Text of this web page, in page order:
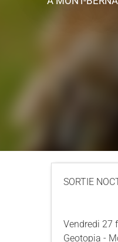
SORTIE
Vendredi 27
Geotopia -